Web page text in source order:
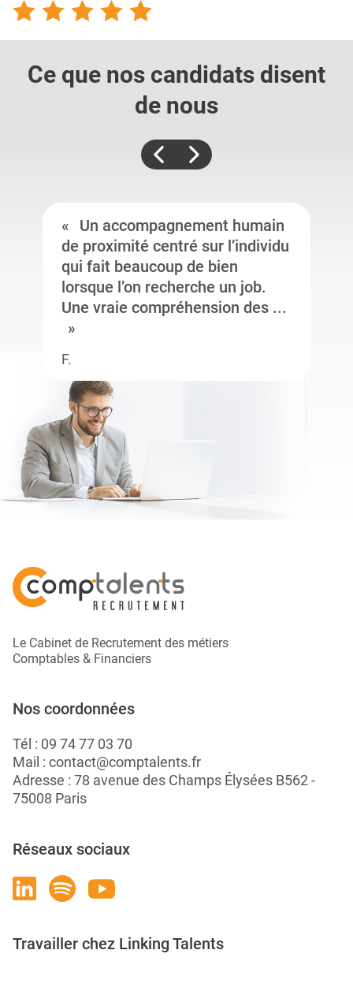
Ce que nos candidats disent
de nous
Un accompagnement humain
de proximité centré sur l’individu
qui fait beaucoup de bien
lorsque l’on recherche un job.
Une vraie compréhension des ...
F.
Le Cabinet de Recrutement des métiers
Comptables & Financiers
Nos coordonnées
Tél : 09 74 77 03 70
Mail : contact@comptalents.fr
Adresse : 78 avenue des Champs Élysées B562 -
75008 Paris
Réseaux sociaux
Travailler chez Linking Talents